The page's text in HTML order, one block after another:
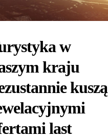
w
kraju
kuszą
last